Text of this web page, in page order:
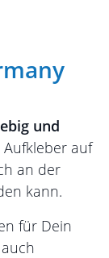
und
auf
an der
kann.
für Dein